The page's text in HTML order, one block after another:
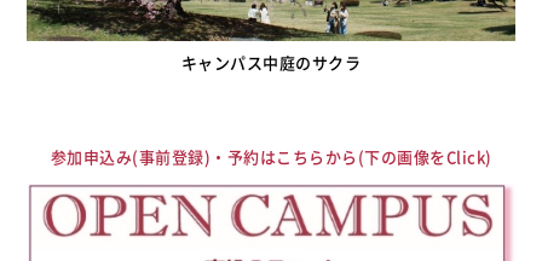
キャンパス中庭のサクラ
参加申込み(事前登録)・予約はこちらから(下の画像をClick)